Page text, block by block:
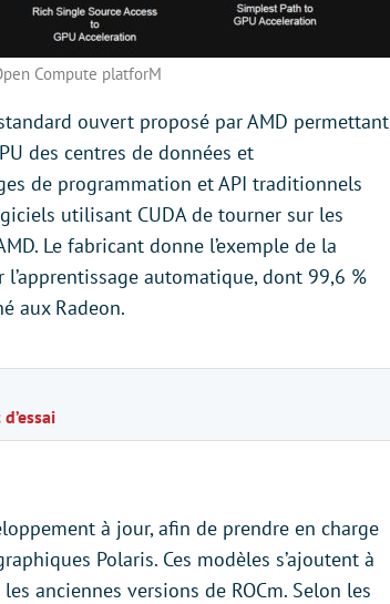
Compute platforM
ouvert proposé par AMD permettant
des centres de données et
de programmation et API traditionnels
utilisant CUDA de tourner sur les
Le fabricant donne l’exemple de la
automatique, dont 99,6 %
aux Radeon.
à jour, afin de prendre en charge
Polaris. Ces modèles s’ajoutent à
anciennes versions de ROCm. Selon les